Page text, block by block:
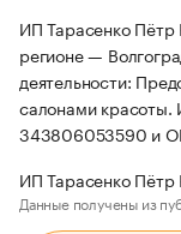
ИП Тарасенко Пётр
регионе —
деятельности:
салонами
343806053590 и
ИП Тарасенко Пётр
Данные получены из